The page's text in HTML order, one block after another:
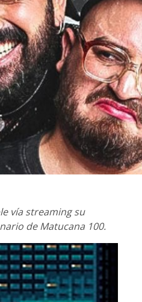
vía streaming su
de Matucana 100.